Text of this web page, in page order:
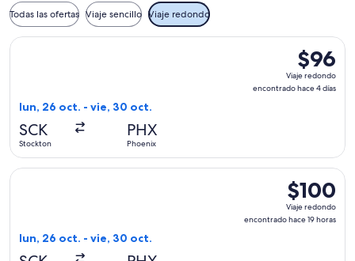
Todas las ofertas Viaje sencillo Viaje redondo
$96
Viaje
redondo,
$96
Viaje redondo
encontrado hace 4 días
lun, 26 oct. - vie, 30 oct.
SCK
Stockton
PHX
Phoenix
Seleccionar vuelo de Allegiant Air, con salida el lun, 26
$100
Viaje
redondo,
$100
Viaje redondo
encontrado hace 19 horas
lun, 26 oct. - vie, 30 oct.
Seleccionar vuelo de Allegiant Air, con salida el lun, 26